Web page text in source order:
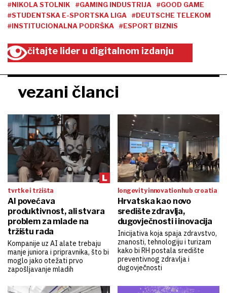
#NIKOLA STOLNIK
#GAMING INDUSTRIJA
#GOOD GAME
#STUDENTSKA E-SPORTSKA LIGA
#DEUTSCHE TELEKOM
#INSTITUCIONALNA PODRŠKA
#ESPORT BIZNIS
čitajte lider u digitalnom izdanju
vezani članci
tvrtke i tržišta
AI povećava
produktivnost, ali stvara
problem za mlade na
tržištu rada
Kompanije uz AI alate trebaju
manje juniora i pripravnika, što bi
moglo jako otežati prvo
zapošljavanje mladih
longevity innovation hub croatia
Hrvatska kao novo
središte zdravlja,
dugovječnosti i inovacija
Inicijativa koja spaja zdravstvo,
znanosti, tehnologiju i turizam
kako bi RH postala središte
preventivnog zdravlja i
dugovječnosti